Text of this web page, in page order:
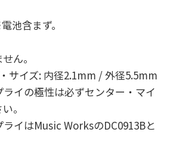
池含まず。
ん。
サイズ: 内径2.1mm / 外径5.5mm
イの極性は必ずセンター・マイ
。
イはMusic WorksのDC0913Bと